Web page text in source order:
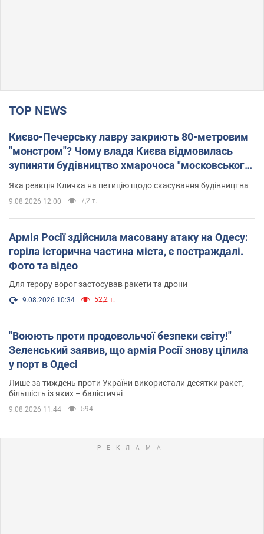
TOP NEWS
Києво-Печерську лавру закриють 80-метровим
"монстром"? Чому влада Києва відмовилась
зупиняти будівництво хмарочоса "московського
вірянина"
Яка реакція Кличка на петицію щодо скасування будівництва
9.08.2026 12:00 7,2 т.
Армія Росії здійснила масовану атаку на Одесу:
горіла історична частина міста, є постраждалі.
Фото та відео
Для терору ворог застосував ракети та дрони
9.08.2026 10:34 52,2 т.
"Воюють проти продовольчої безпеки світу!"
Зеленський заявив, що армія Росії знову цілила
у порт в Одесі
Лише за тиждень проти України використали десятки ракет,
більшість із яких – балістичні
9.08.2026 11:44 594